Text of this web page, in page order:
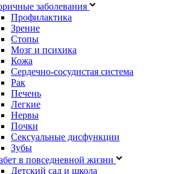
заболевания
Профилактика
Зрение
Стопы
Мозг и психика
Кожа
Сердечно-сосудистая система
Рак
Печень
Легкие
Нервы
Почки
Сексуальные дисфункции
Зубы
в повседневной жизни
Детский сад и школа